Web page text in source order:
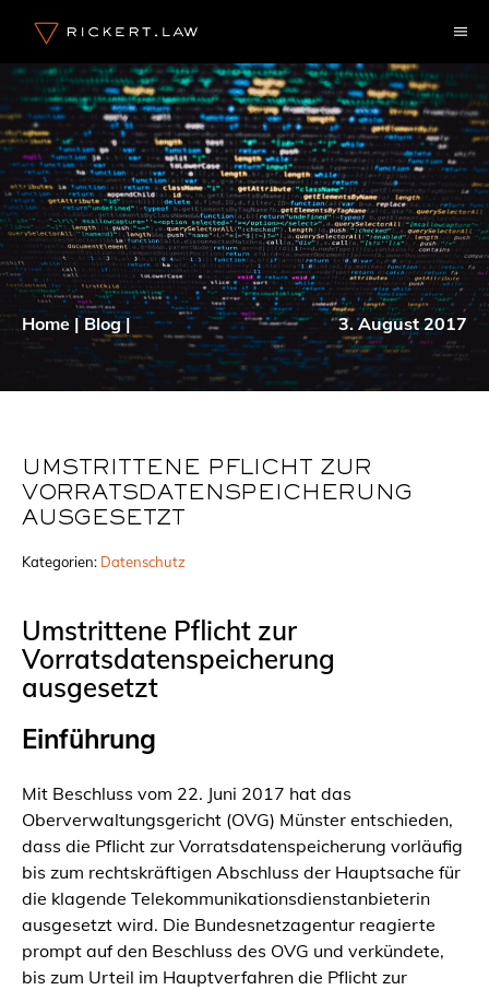
Inhalt
springen
Home|Blog| 3. August 2017
UMSTRITTENE PFLICHT ZUR
VORRATSDATENSPEICHERUNG
AUSGESETZT
Kategorien: Datenschutz
Umstrittene Pflicht zur
Vorratsdatenspeicherung
ausgesetzt
Einführung
Mit Beschluss vom 22. Juni 2017 hat das
Oberverwaltungsgericht (OVG) Münster entschieden,
dass die Pflicht zur Vorratsdatenspeicherung vorläufig
bis zum rechtskräftigen Abschluss der Hauptsache für
die klagende Telekommunikationsdienstanbieterin
ausgesetzt wird. Die Bundesnetzagentur reagierte
prompt auf den Beschluss des OVG und verkündete,
bis zum Urteil im Hauptverfahren die Pflicht zur